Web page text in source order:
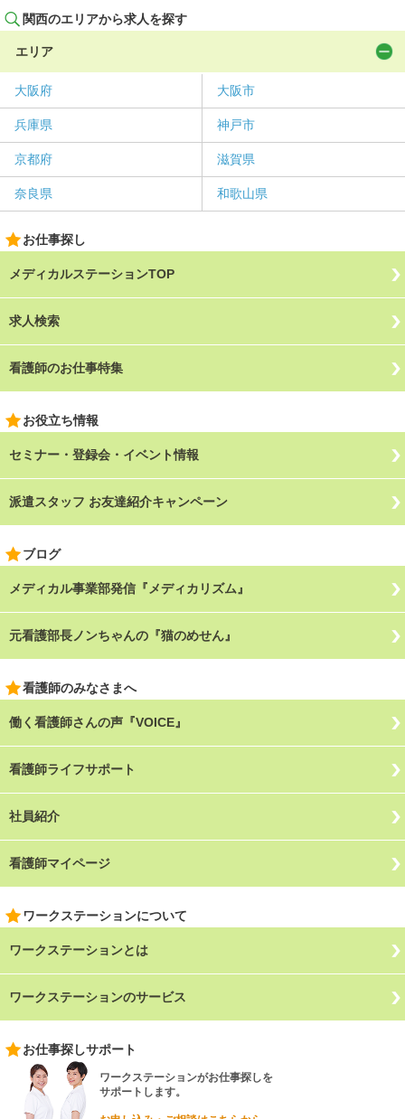
関西のエリアから求人を探す
エリア
大阪府 大阪市
兵庫県 神戸市
京都府 滋賀県
奈良県 和歌山県
お仕事探し
メディカルステーションTOP
求人検索
看護師のお仕事特集
お役立ち情報
セミナー・登録会・イベント情報
派遣スタッフ お友達紹介キャンペーン
ブログ
メディカル事業部発信『メディカリズム』
元看護部長ノンちゃんの『猫のめせん』
看護師のみなさまへ
働く看護師さんの声『VOICE』
看護師ライフサポート
社員紹介
看護師マイページ
ワークステーションについて
ワークステーションとは
ワークステーションのサービス
お仕事探しサポート
ワークステーションがお仕事探しを
サポートします。